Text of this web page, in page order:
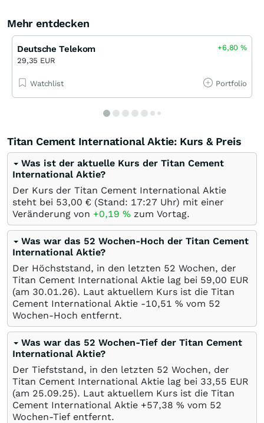
Mehr entdecken
Deutsche Telekom
29,35 EUR
+6,80%
Watchlist Portfolio
Titan Cement International Aktie: Kurs & Preis
Was ist der aktuelle Kurs der Titan Cement
International Aktie?
Der Kurs der Titan Cement International Aktie
steht bei 53,00 € (Stand: 17:27 Uhr) mit einer
Veränderung von +0,19 % zum Vortag.
Was war das 52 Wochen-Hoch der Titan Cement
International Aktie?
Der Höchststand, in den letzten 52 Wochen, der
Titan Cement International Aktie lag bei 59,00 EUR
(am 30.01.26). Laut aktuellem Kurs ist die Titan
Cement International Aktie -10,51 % vom 52
Wochen-Hoch entfernt.
Was war das 52 Wochen-Tief der Titan Cement
International Aktie?
Der Tiefststand, in den letzten 52 Wochen, der
Titan Cement International Aktie lag bei 33,55 EUR
(am 25.09.25). Laut aktuellem Kurs ist die Titan
Cement International Aktie +57,38 % vom 52
Wochen-Tief entfernt.